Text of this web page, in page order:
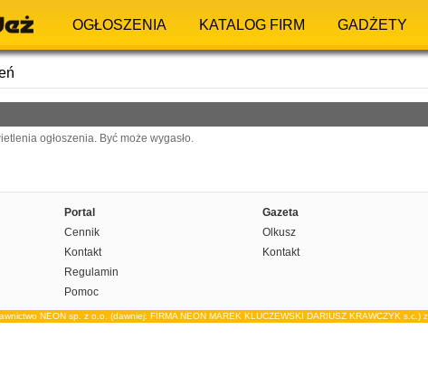
OGŁOSZENIA KATALOG FIRM GADŻETY
ogłoszenia. Być może wygasło.
Portal
Cennik
Kontakt
Regulamin
Pomoc
Gazeta
Olkusz
Kontakt
NEON sp. z o.o. (dawniej: FIRMA NEON MAREK KLUCZEWSKI DARIUSZ KRAWCZYK